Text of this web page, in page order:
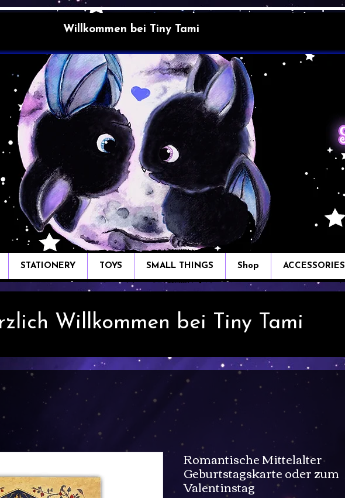
Willkommen bei Tiny Tami
STATIONERY TOYS SMALL THINGS Shop ACCESSORIES
Willkommen bei Tiny Tami
Romantische Mittelalter
Geburtstagskarte oder zum
Valentinstag